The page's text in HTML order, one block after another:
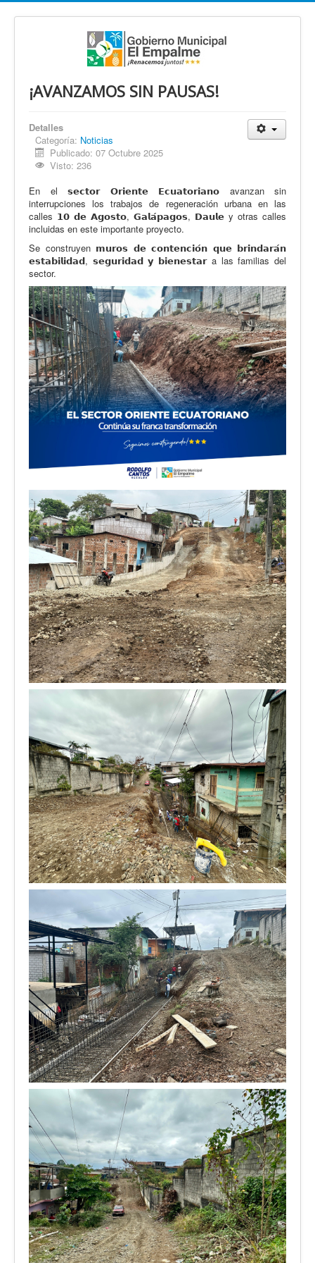
¡AVANZAMOS SIN PAUSAS!
Detalles
Categoría: Noticias
Publicado: 07 Octubre 2025
Visto: 236
En el 𝘀𝗲𝗰𝘁𝗼𝗿 𝗢𝗿𝗶𝗲𝗻𝘁𝗲 𝗘𝗰𝘂𝗮𝘁𝗼𝗿𝗶𝗮𝗻𝗼 avanzan sin
interrupciones los trabajos de regeneración urbana en las
calles 𝟭𝟬 𝗱𝗲 𝗔𝗴𝗼𝘀𝘁𝗼, 𝗚𝗮𝗹𝗮́𝗽𝗮𝗴𝗼𝘀, 𝗗𝗮𝘂𝗹𝗲 y otras calles
incluidas en este importante proyecto.
Se construyen 𝗺𝘂𝗿𝗼𝘀 𝗱𝗲 𝗰𝗼𝗻𝘁𝗲𝗻𝗰𝗶𝗼́𝗻 𝗾𝘂𝗲 𝗯𝗿𝗶𝗻𝗱𝗮𝗿𝗮́𝗻
𝗲𝘀𝘁𝗮𝗯𝗶𝗹𝗶𝗱𝗮𝗱, 𝘀𝗲𝗴𝘂𝗿𝗶𝗱𝗮𝗱 𝘆 𝗯𝗶𝗲𝗻𝗲𝘀𝘁𝗮𝗿 a las familias del
sector.